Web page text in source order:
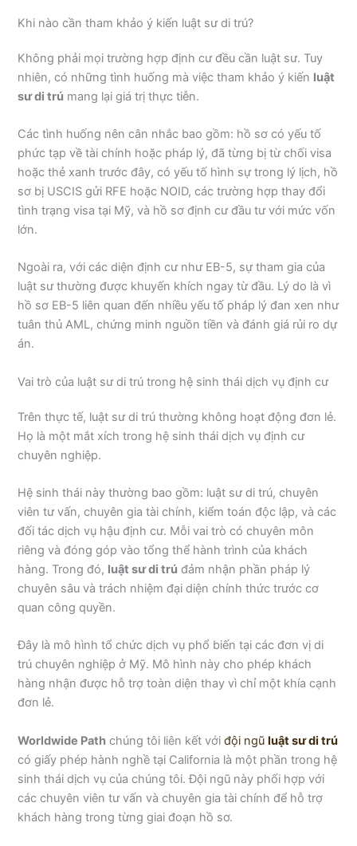
Khi nào cần tham khảo ý kiến luật sư di trú?
Không phải mọi trường hợp định cư đều cần luật sư. Tuy
nhiên, có những tình huống mà việc tham khảo ý kiến luật
sư di trú mang lại giá trị thực tiễn.
Các tình huống nên cân nhắc bao gồm: hồ sơ có yếu tố
phức tạp về tài chính hoặc pháp lý, đã từng bị từ chối visa
hoặc thẻ xanh trước đây, có yếu tố hình sự trong lý lịch, hồ
sơ bị USCIS gửi RFE hoặc NOID, các trường hợp thay đổi
tình trạng visa tại Mỹ, và hồ sơ định cư đầu tư với mức vốn
lớn.
Ngoài ra, với các diện định cư như EB-5, sự tham gia của
luật sư thường được khuyến khích ngay từ đầu. Lý do là vì
hồ sơ EB-5 liên quan đến nhiều yếu tố pháp lý đan xen như
tuân thủ AML, chứng minh nguồn tiền và đánh giá rủi ro dự
án.
Vai trò của luật sư di trú trong hệ sinh thái dịch vụ định cư
Trên thực tế, luật sư di trú thường không hoạt động đơn lẻ.
Họ là một mắt xích trong hệ sinh thái dịch vụ định cư
chuyên nghiệp.
Hệ sinh thái này thường bao gồm: luật sư di trú, chuyên
viên tư vấn, chuyên gia tài chính, kiểm toán độc lập, và các
đối tác dịch vụ hậu định cư. Mỗi vai trò có chuyên môn
riêng và đóng góp vào tổng thể hành trình của khách
hàng. Trong đó, luật sư di trú đảm nhận phần pháp lý
chuyên sâu và trách nhiệm đại diện chính thức trước cơ
quan công quyền.
Đây là mô hình tổ chức dịch vụ phổ biến tại các đơn vị di
trú chuyên nghiệp ở Mỹ. Mô hình này cho phép khách
hàng nhận được hỗ trợ toàn diện thay vì chỉ một khía cạnh
đơn lẻ.
Worldwide Path chúng tôi liên kết vớiđội ngũluật sư di trú
có giấy phép hành nghề tại California là một phần trong hệ
sinh thái dịch vụ của chúng tôi. Đội ngũ này phối hợp với
các chuyên viên tư vấn và chuyên gia tài chính để hỗ trợ
khách hàng trong từng giai đoạn hồ sơ.